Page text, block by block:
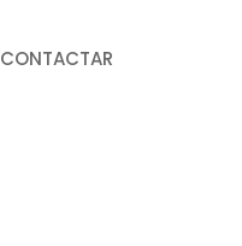
CONTACTAR